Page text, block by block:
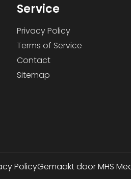
Service
Privacy Policy
Terms of Service
Contact
Sitemap
PolicyGemaakt door MHS